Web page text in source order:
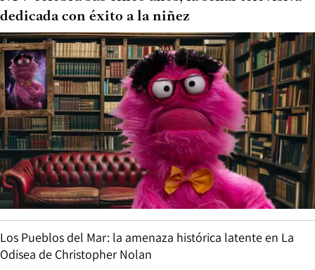
dedicada con éxito a la niñez
Los Pueblos del Mar: la amenaza histórica latente en La
Odisea de Christopher Nolan